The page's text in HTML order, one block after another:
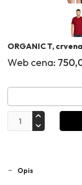
ORGANIC T, crvena
Web cena:
Opis